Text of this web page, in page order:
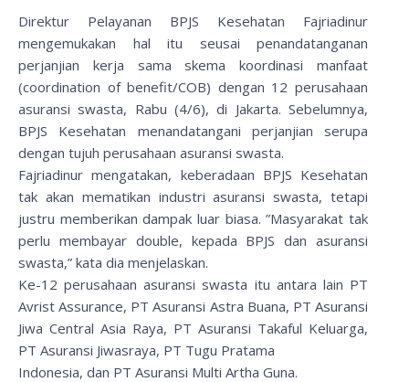
Direktur Pelayanan BPJS Kesehatan Fajriadinur
mengemukakan hal itu seusai penandatanganan
perjanjian kerja sama skema koordinasi manfaat
(coordination of benefit/COB) dengan 12 perusahaan
asuransi swasta, Rabu (4/6), di Jakarta. Sebelumnya,
BPJS Kesehatan menandatangani perjanjian serupa
dengan tujuh perusahaan asuransi swasta.
Fajriadinur mengatakan, keberadaan BPJS Kesehatan
tak akan mematikan industri asuransi swasta, tetapi
justru memberikan dampak luar biasa. ”Masyarakat tak
perlu membayar double, kepada BPJS dan asuransi
swasta,” kata dia menjelaskan.
Ke-12 perusahaan asuransi swasta itu antara lain PT
Avrist Assurance, PT Asuransi Astra Buana, PT Asuransi
Jiwa Central Asia Raya, PT Asuransi Takaful Keluarga,
PT Asuransi Jiwasraya, PT Tugu Pratama
Indonesia, dan PT Asuransi Multi Artha Guna.